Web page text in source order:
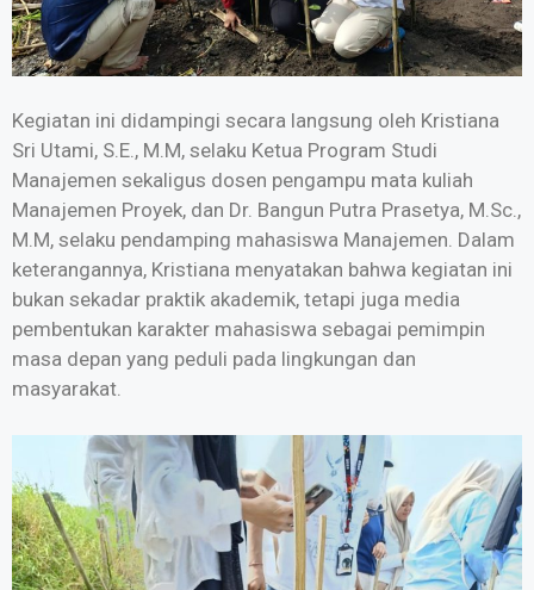
Kegiatan ini didampingi secara langsung oleh Kristiana
Sri Utami, S.E., M.M, selaku Ketua Program Studi
Manajemen sekaligus dosen pengampu mata kuliah
Manajemen Proyek, dan Dr. Bangun Putra Prasetya, M.Sc.,
M.M, selaku pendamping mahasiswa Manajemen. Dalam
keterangannya, Kristiana menyatakan bahwa kegiatan ini
bukan sekadar praktik akademik, tetapi juga media
pembentukan karakter mahasiswa sebagai pemimpin
masa depan yang peduli pada lingkungan dan
masyarakat.